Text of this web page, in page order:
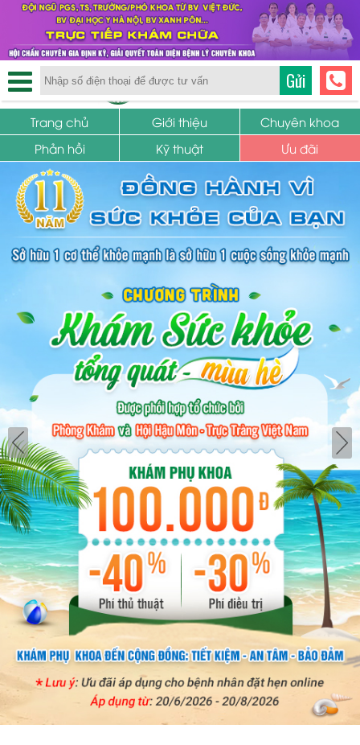
TRUNG TÂM PHỤ KHOA
SỨC KHỎE SINH SẢN
Trang chủ Giới thiệu
Chuyên khoa
Phản hồi
Kỹ thuật Ưu đãi
Gửi